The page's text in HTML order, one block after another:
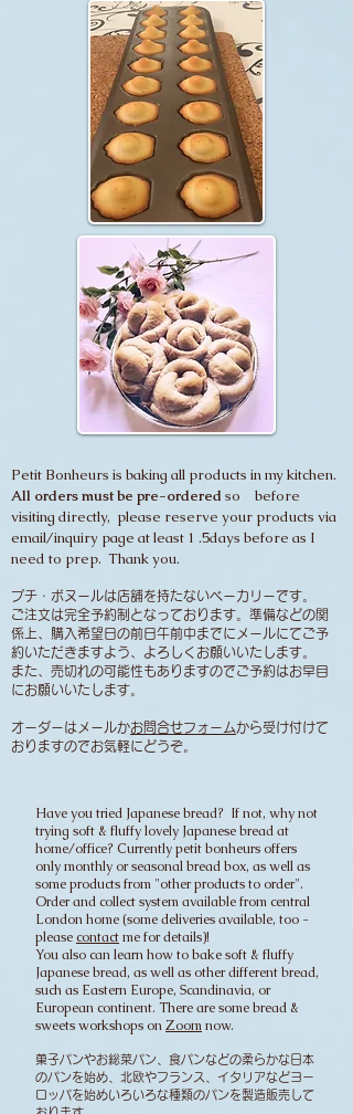
Petit Bonheurs is baking all products in my kitchen.
All orders must be pre-ordered so before
visiting directly, please reserve your products via
email/inquiry page at least 1 .5days before as I
need to prep. Thank you.
プチ・ボヌールは店舗を持たないベーカリーです。
​ご注文は完全予約制となっております。準備などの関
係上、購入希望日の前日午前中までにメールにてご予
約いただきますよう、よろしくお願いいたします。
​また、売切れの可能性もありますのでご予約はお早目
にお願いいたします。
オーダーはメールかお問合せフォームから受け付けて
おりますのでお気軽にどうぞ。
Have you tried Japanese bread? If not, why not
trying soft & fluffy lovely Japanese bread at
home/office? Currently petit bonheurs offers
only monthly or seasonal bread box, as well as
some products from "other products to order".
Order and collect system available from central
London home (some deliveries available, too -
please contactme for details)!
You also can learn how to bake soft & fluffy
Japanese bread, as well as other different bread,
such as Eastern Europe, Scandinavia, or
European continent. There are some bread &
sweets workshops onZoomnow.
菓子パンやお総菜パン、食パンなどの柔らかな日本
のパンを始め、北欧やフランス、イタリアなどヨー
ロッパを始めいろいろな種類のパンを製造販売して